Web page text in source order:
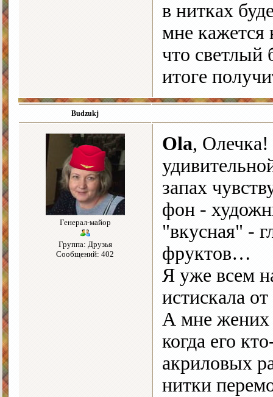
в нитках
мне кажется
что светлый
итоге
Budzukj
Генерал-майор
Группа: Друзья
Сообщений: 402
Ola,
запах
фон -
"вкусная" -
фруктов…
Я уже всем
истискала
А мне жених
когда его
акриловых
нитки